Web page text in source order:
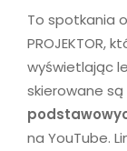
To spotkania
PROJEKTOR,
wyświetlając
skierowane
na YouTube.